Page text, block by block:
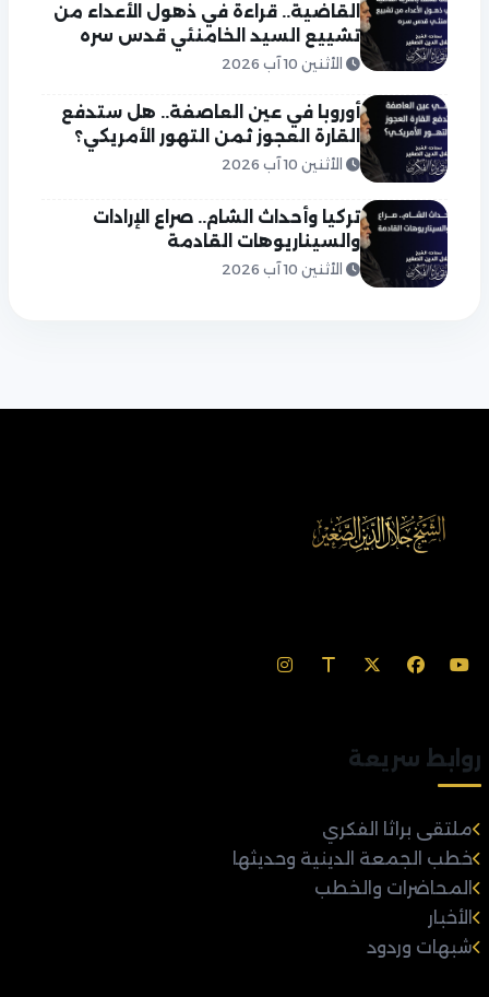
القاضية.. قراءة في ذهول الأعداء من
تشييع السيد الخامنئي قدس سره
الأثنين 10 آب 2026
أوروبا في عين العاصفة.. هل ستدفع
القارة العجوز ثمن التهور الأمريكي؟
الأثنين 10 آب 2026
تركيا وأحداث الشام.. صراع الإرادات
والسيناريوهات القادمة
الأثنين 10 آب 2026
روابط سريعة
ملتقى براثا الفكري
خطب الجمعة الدينية وحديثها
المحاضرات والخطب
الأخبار
شبهات وردود